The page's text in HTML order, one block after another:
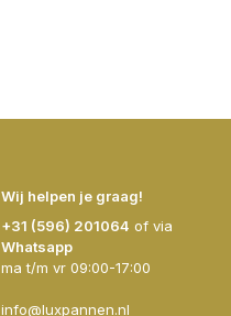
Wij helpen je graag!
+31 (596) 201064 of via
Whatsapp
ma t/m vr 09:00-17:00
info@luxpannen.nl